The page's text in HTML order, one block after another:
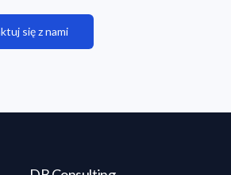
się z nami